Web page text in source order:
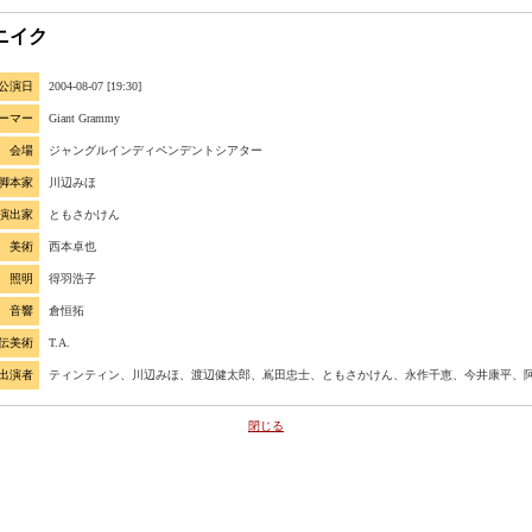
イク
演日 2004-08-07 [19:30]
マー Giant Grammy
会場 ジャングルインディペンデントシアター
脚本家 川辺みほ
出家 ともさかけん
美術 西本卓也
照明 得羽浩子
音響 倉恒拓
美術 T.A.
演者 ティンティン、川辺みほ、渡辺健太郎、嶌田忠士、ともさかけん、永作千恵、今井康平、
閉じる